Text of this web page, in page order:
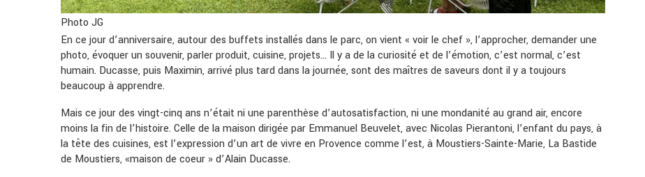
Photo JG
En ce jour d’anniversaire, autour des buffets installés dans le parc, on vient « voir le chef », l’approcher, demander une
photo, évoquer un souvenir, parler produit, cuisine, projets… Il y a de la curiosité et de l’émotion, c’est normal, c’est
humain. Ducasse, puis Maximin, arrivé plus tard dans la journée, sont des maîtres de saveurs dont il y a toujours
beaucoup à apprendre.
Mais ce jour des vingt-cinq ans n’était ni une parenthèse d’autosatisfaction, ni une mondanité au grand air, encore
moins la fin de l’histoire. Celle de la maison dirigée par Emmanuel Beuvelet, avec Nicolas Pierantoni, l’enfant du pays, à
la tête des cuisines, est l’expression d’un art de vivre en Provence comme l’est, à Moustiers-Sainte-Marie, La Bastide
de Moustiers, «maison de coeur » d’Alain Ducasse.